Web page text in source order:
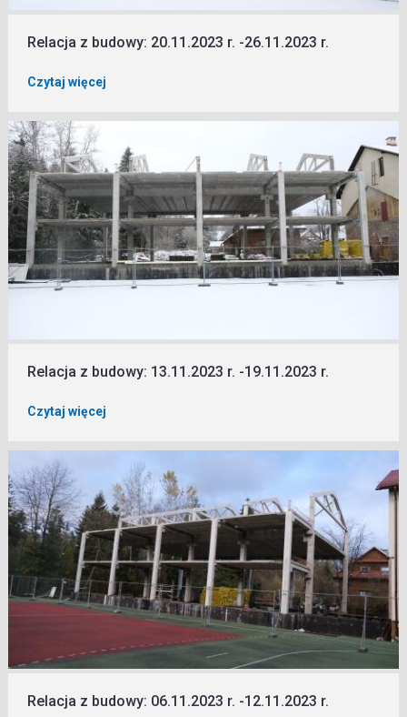
Relacja z budowy: 20.11.2023 r. -26.11.2023 r.
Czytaj więcej
Relacja z budowy: 13.11.2023 r. -19.11.2023 r.
Czytaj więcej
Relacja z budowy: 06.11.2023 r. -12.11.2023 r.